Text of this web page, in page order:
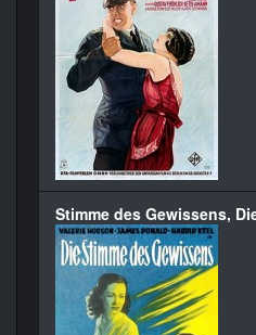
Stimme des Gewissens,